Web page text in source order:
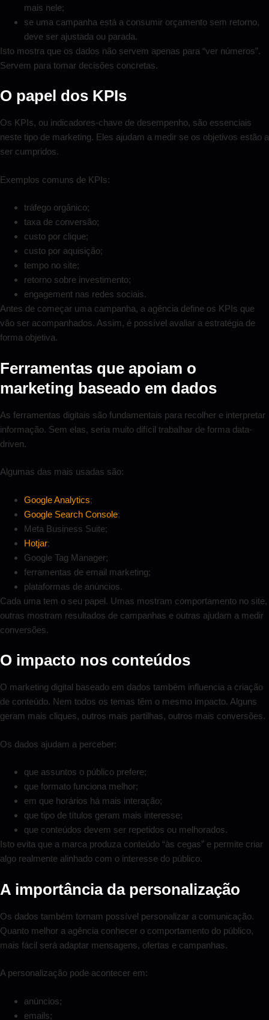
mais nele;
se uma campanha está a consumir orçamento sem retorno,
deve ser ajustada ou parada.
Isto mostra que os dados não servem apenas para “ver números”.
Servem para tomar decisões concretas.
O papel dos KPIs
Os KPIs, ou indicadores-chave de desempenho, são essenciais
neste tipo de marketing. Eles ajudam a medir se os objetivos estão a
ser cumpridos.
Exemplos comuns de KPIs:
tráfego orgânico;
taxa de conversão;
custo por clique;
custo por aquisição;
tempo no site;
retorno sobre investimento;
engagement nas redes sociais.
Antes de começar uma campanha, a agência define os KPIs que
vão ser acompanhados. Assim, é possível avaliar a estratégia de
forma objetiva.
Ferramentas que apoiam o
marketing baseado em dados
As ferramentas digitais são fundamentais para recolher e interpretar
informação. Sem elas, seria muito difícil trabalhar de forma data-
driven.
Algumas das mais usadas são:
Google Analytics;
Google Search Console;
Meta Business Suite;
Hotjar;
Google Tag Manager;
ferramentas de email marketing;
plataformas de anúncios.
Cada uma tem o seu papel. Umas mostram comportamento no site,
outras mostram resultados de campanhas e outras ajudam a medir
conversões.
O impacto nos conteúdos
O marketing digital baseado em dados também influencia a criação
de conteúdo. Nem todos os temas têm o mesmo impacto. Alguns
geram mais cliques, outros mais partilhas, outros mais conversões.
Os dados ajudam a perceber:
que assuntos o público prefere;
que formato funciona melhor;
em que horários há mais interação;
que tipo de títulos geram mais interesse;
que conteúdos devem ser repetidos ou melhorados.
Isto evita que a marca produza conteúdo “às cegas” e permite criar
algo realmente alinhado com o interesse do público.
A importância da personalização
Os dados também tornam possível personalizar a comunicação.
Quanto melhor a agência conhecer o comportamento do público,
mais fácil será adaptar mensagens, ofertas e campanhas.
A personalização pode acontecer em:
anúncios;
emails;